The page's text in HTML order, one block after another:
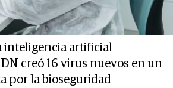
inteligencia artificial
creó 16 virus nuevos en un
por la bioseguridad